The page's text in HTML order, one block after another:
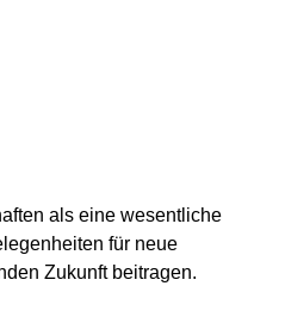
als eine wesentliche
für neue
Zukunft beitragen.